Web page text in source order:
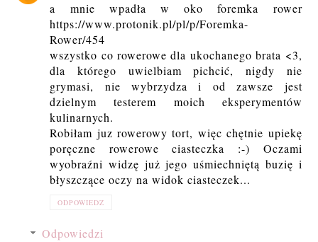
a mnie wpadła w oko foremka rower
https://www.protonik.pl/pl/p/Foremka-
Rower/454
wszystko co rowerowe dla ukochanego brata <3,
dla którego uwielbiam pichcić, nigdy nie
grymasi, nie wybrzydza i od zawsze jest
dzielnym testerem moich eksperymentów
kulinarnych.
Robiłam juz rowerowy tort, więc chętnie upiekę
poręczne rowerowe ciasteczka :-) Oczami
wyobraźni widzę już jego uśmiechniętą buzię i
błyszczące oczy na widok ciasteczek...
ODPOWIEDZ
Odpowiedzi